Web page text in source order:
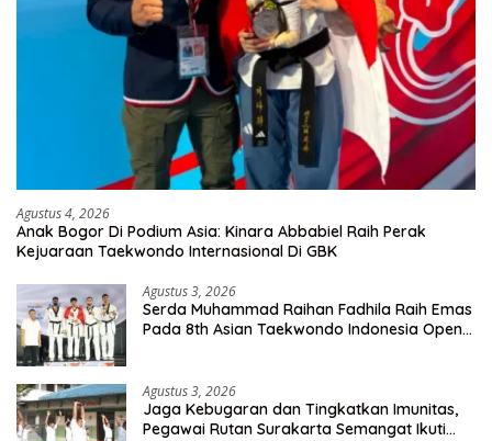
Agustus 4, 2026
Anak Bogor Di Podium Asia: Kinara Abbabiel Raih Perak
Kejuaraan Taekwondo Internasional Di GBK
Agustus 3, 2026
Serda Muhammad Raihan Fadhila Raih Emas
Pada 8th Asian Taekwondo Indonesia Open
Agustus 3, 2026
Jaga Kebugaran dan Tingkatkan Imunitas,
Pegawai Rutan Surakarta Semangat Ikuti